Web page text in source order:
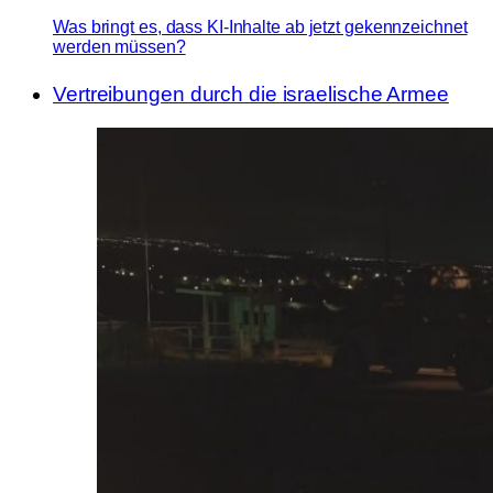
Was bringt es, dass KI-Inhalte ab jetzt gekennzeichnet
werden müssen?
Vertreibungen durch die israelische Armee